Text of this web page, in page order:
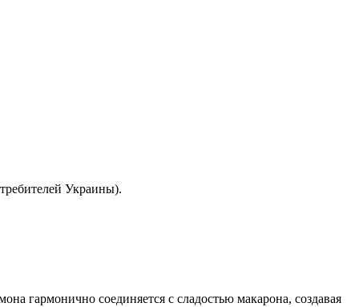
Украины).
гармонично соединяется с сладостью макарона, создавая